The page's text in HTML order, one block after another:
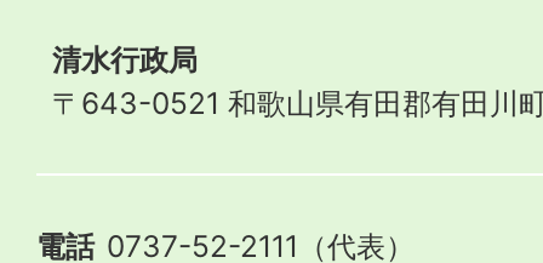
清水行政局
〒643-0521 和歌山県有田郡有田川
電話 0737-52-2111（代表）